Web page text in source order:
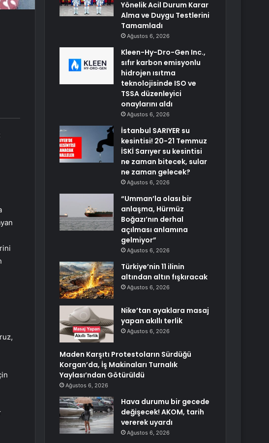
Yönelik Acil Durum Karar
Alma ve Duygu Testlerini
Tamamladı
Ağustos 6, 2026
Kleen-Hy-Dro-Gen Inc.,
sıfır karbon emisyonlu
hidrojen ısıtma
teknolojisinde ISO ve
TSSA düzenleyici
onaylarını aldı
Ağustos 6, 2026
İstanbul SARIYER su
kesintisi! 20-21 Temmuz
İSKİ Sarıyer su kesintisi
ne zaman bitecek, sular
ne zaman gelecek?
Ağustos 6, 2026
“Umman’la olası bir
anlaşma, Hürmüz
Boğazı’nın derhal
açılması anlamına
gelmiyor”
Ağustos 6, 2026
Türkiye’nin 11 ilinin
altından altın fışkıracak
Ağustos 6, 2026
Nike’tan ayaklara masaj
yapan akıllı terlik
Ağustos 6, 2026
Maden Karşıtı Protestoların Sürdüğü
Korgan’da, İş Makinaları Turnalık
Yaylası’ndan Götürüldü
Ağustos 6, 2026
Hava durumu bir gecede
değişecek! AKOM, tarih
vererek uyardı
Ağustos 6, 2026